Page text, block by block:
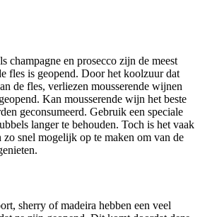
champagne en prosecco zijn de meest
fles is geopend. Door het koolzuur dat
de fles, verliezen mousserende wijnen
Kan mousserende wijn het beste
geconsumeerd. Gebruik een speciale
langer te behouden. Toch is het vaak
zo snel mogelijk op te maken om van de
sherry of madeira hebben een veel